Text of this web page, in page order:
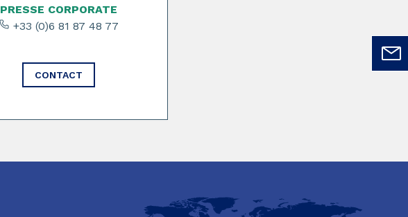
PRESSE CORPORATE
+33 (0)6 81 87 48 77
CONTACT